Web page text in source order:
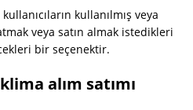
kullanılmış veya
veya satın almak istedikleri
bir seçenektir.
alım satımı